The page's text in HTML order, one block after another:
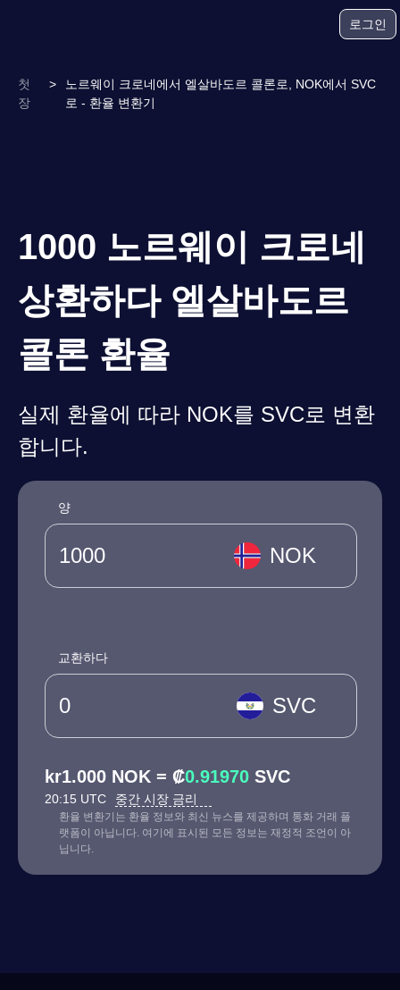
로그인
첫
장
>
노르웨이 크로네에서 엘살바도르 콜론로, NOK에서 SVC
로 - 환율 변환기
1000 노르웨이 크로네
상환하다 엘살바도르
콜론 환율
실제 환율에 따라 NOK를 SVC로 변환
합니다.
양
NOK
교환하다
SVC
kr1.000 NOK = ₡0.91970 SVC
20:15 UTC 중간 시장 금리
환율 변환기는 환율 정보와 최신 뉴스를 제공하며 통화 거래 플
랫폼이 아닙니다. 여기에 표시된 모든 정보는 재정적 조언이 아
닙니다.